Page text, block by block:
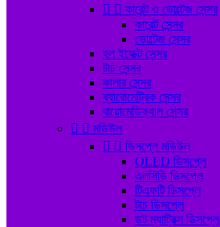
  কারেন্ট ও ভোল্টেজ সেন্সর
কারেন্ট সেন্সর
ভোল্টেজ সেন্সর
হল ইফেক্ট সেন্সর
টাচ সেন্সর
কালার সেন্সর
ব্যারোমেট্রিক সেন্সর
বায়োমেডিক্যাল সেন্সর
  মডিউল
  ডিসপ্লে মডিউল
OLED ডিসপ্লে
এলসিডি ডিসপ্লে
টিএফটি ডিসপ্লে
টাচ ডিসপ্লে
ডট ম্যাট্রিক্স ডিসপ্লে